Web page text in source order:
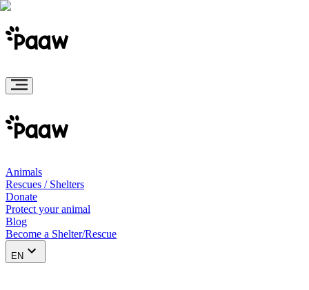
Animals
Rescues / Shelters
Donate
Protect your animal
Blog
Become a Shelter/Rescue
EN